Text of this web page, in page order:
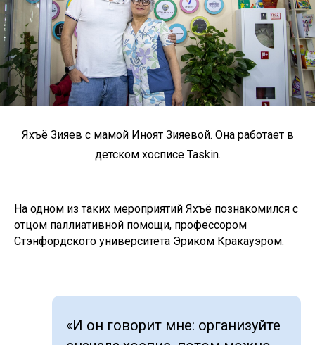
Яхъё Зияев с мамой Иноят Зияевой. Она работает в
детском хосписе Taskin.
На одном из таких мероприятий Яхъё познакомился с
отцом паллиативной помощи, профессором
Стэнфордского университета Эриком Кракауэром.
«И он говорит мне: организуйте